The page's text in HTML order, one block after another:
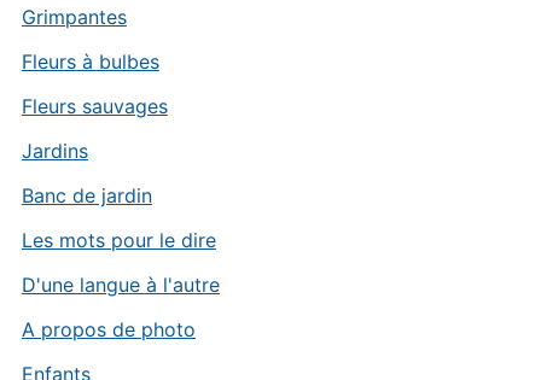
Grimpantes
Fleurs à bulbes
Fleurs sauvages
Jardins
Banc de jardin
Les mots pour le dire
D'une langue à l'autre
A propos de photo
Enfants